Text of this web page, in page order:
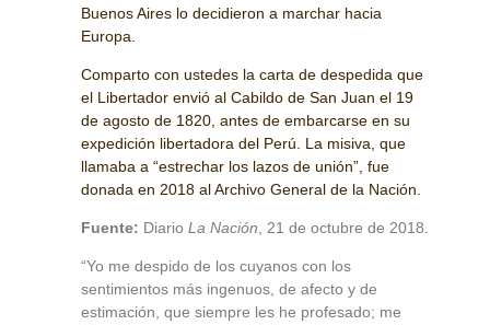
Buenos Aires lo decidieron a marchar hacia
Europa.
Comparto con ustedes la carta de despedida que
el Libertador envió al Cabildo de San Juan el 19
de agosto de 1820, antes de embarcarse en su
expedición libertadora del Perú. La misiva, que
llamaba a “estrechar los lazos de unión”, fue
donada en 2018 al Archivo General de la Nación.
Fuente: Diario La Nación , 21 de octubre de 2018.
“Yo me despido de los cuyanos con los
sentimientos más ingenuos, de afecto y de
estimación, que siempre les he profesado; me